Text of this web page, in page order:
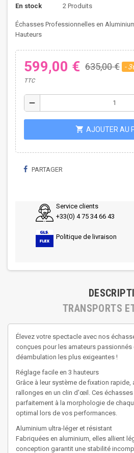
En stock
2 Produits
Échasses Professionnelles en
Hauteurs
599,00 € 635,00 € -
TTC
remove
shopping_cart AJOUTER AU
PARTAGER
Service clients
+33(0) 4 75 34 66 43
Politique de livraison
TRANSPORTS
Élevez votre spectacle avec nos
conçues pour les amateurs
déambulation les plus exigeantes !
Réglage facile en 3 hauteurs
Grâce à leur système de fixation rapide,
rallonges en un clin d'œil. Ces
parfaitement à la morphologie de
optimal lors de vos performances.
Aluminium ultra-léger et résistant
Fabriquées en aluminium, elles allient
conception garantit une stabilité